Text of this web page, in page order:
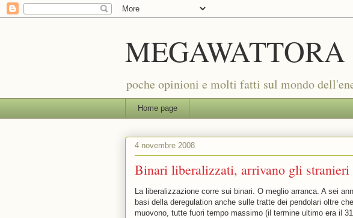
MEGAWATTORA
poche opinioni e molti fatti sul mondo
Home page
4 novembre 2008
Binari liberalizzati, arrivano gli stranieri
La liberalizzazione corre sui binari. O meglio arranca. A sei
basi della deregulation anche sulle tratte dei pendolari oltre
muovono, tutte fuori tempo massimo (il termine ultimo era il